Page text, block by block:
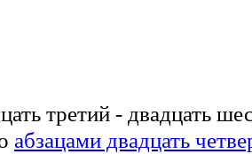
третий - двадцать
абзацами двадцать